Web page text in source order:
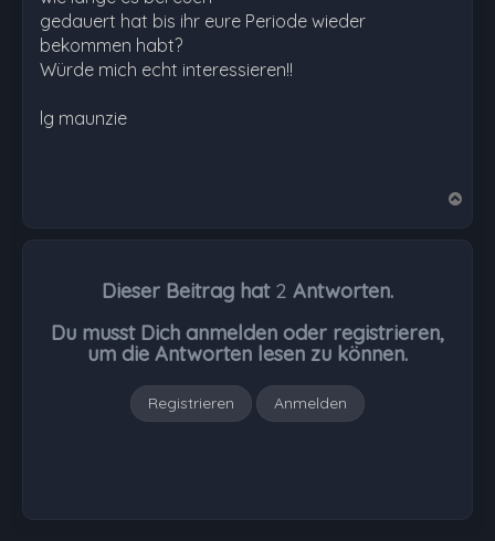
gedauert hat bis ihr eure Periode wieder
bekommen habt?
Würde mich echt interessieren!!
lg maunzie
Dieser Beitrag hat 2 Antworten.
Du musst Dich anmelden oder registrieren,
um die Antworten lesen zu können.
Registrieren Anmelden